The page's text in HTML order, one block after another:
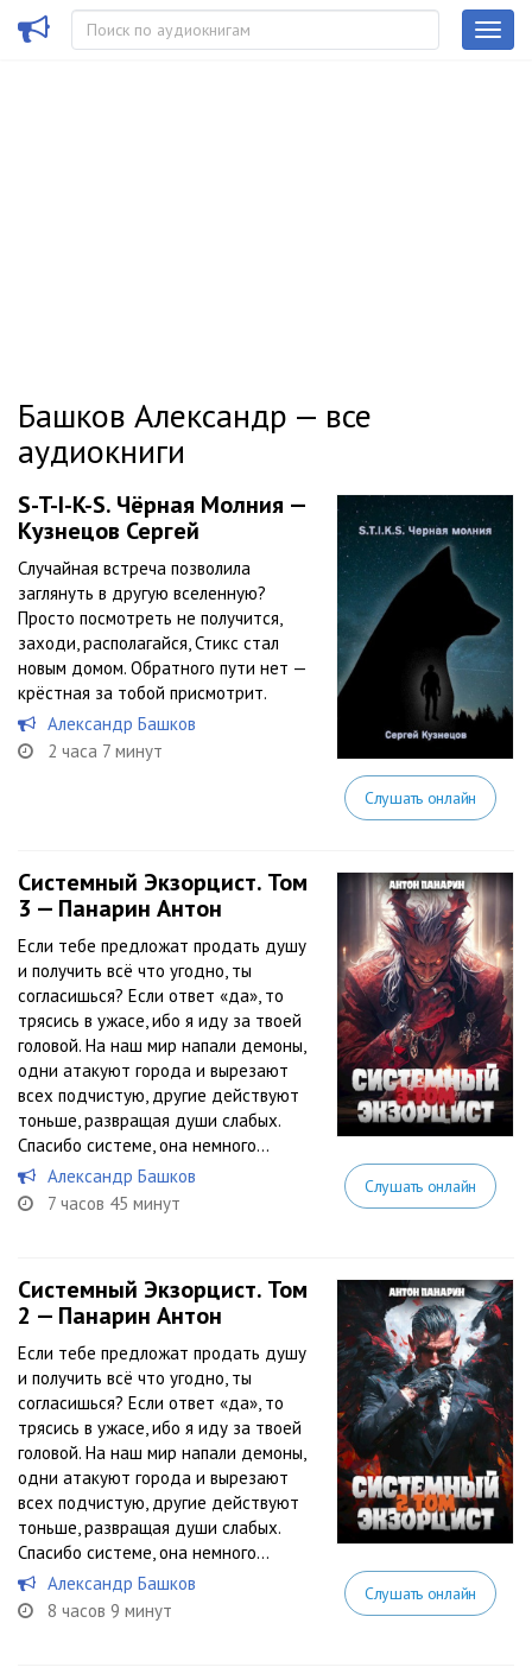
Башков Александр — все
аудиокниги
S-T-I-K-S. Чёрная Молния —
Кузнецов Сергей
Случайная встреча позволила
заглянуть в другую вселенную?
Просто посмотреть не получится,
заходи, располагайся, Стикс стал
новым домом. Обратного пути нет —
крёстная за тобой присмотрит.
Александр Башков
2 часа 7 минут
Слушать онлайн
Системный Экзорцист. Том
3 — Панарин Антон
Если тебе предложат продать душу
и получить всё что угодно, ты
согласишься? Если ответ «да», то
трясись в ужасе, ибо я иду за твоей
головой. На наш мир напали демоны,
одни атакуют города и вырезают
всех подчистую, другие действуют
тоньше, развращая души слабых.
Спасибо системе, она немного...
Александр Башков
7 часов 45 минут
Слушать онлайн
Системный Экзорцист. Том
2 — Панарин Антон
Если тебе предложат продать душу
и получить всё что угодно, ты
согласишься? Если ответ «да», то
трясись в ужасе, ибо я иду за твоей
головой. На наш мир напали демоны,
одни атакуют города и вырезают
всех подчистую, другие действуют
тоньше, развращая души слабых.
Спасибо системе, она немного...
Александр Башков
8 часов 9 минут
Слушать онлайн